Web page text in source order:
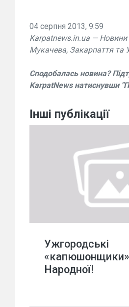
04 серпня 2013, 9:59
Karpatnews.in.ua —
Мукачева, Закарпаття та
Сподобалась новина?
KarpatNews натиснувши
Інші публікації
Ужгородські
Народної!